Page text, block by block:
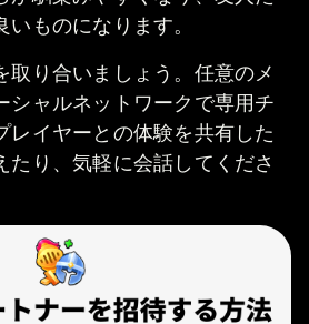
ものになります。
取り合いましょう。任意のメ
シャルネットワークで専用チ
レイヤーとの体験を共有した
たり、気軽に会話してくださ